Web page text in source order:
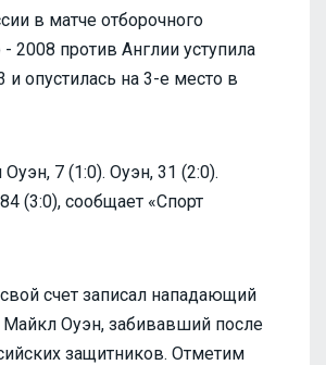
в матче отборочного
- 2008 против Англии уступила
и опустилась на 3-е место в
7 (1:0). Оуэн, 31 (2:0).
(3:0), сообщает «Спорт
счет записал нападающий
Оуэн, забивавший после
защитников. Отметим